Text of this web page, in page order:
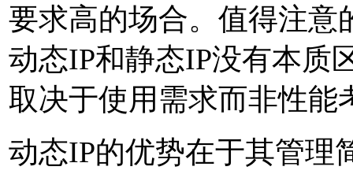
要求高的场合。值得注意
动态IP和静态IP没有本质
取决于使用需求而非性能
动态IP的优势在于其管理